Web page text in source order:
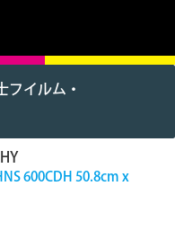
フイルム・
600CDH 50.8cm x